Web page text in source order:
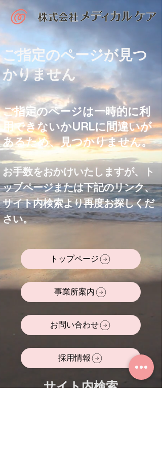
ご指定のページが見つ
かりません
ご指定のページは一時的に利
用できないかURLに間違いが
あるため、見つかりません。
お手数をおかけいたしますが、ト
ップページまたは下記のリンク、
サイト内検索より再度お探しくだ
さい。
トップページ
事業所案内
お問い合わせ
採用情報
サイト内検索